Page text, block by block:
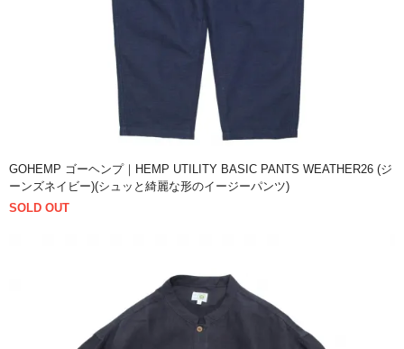
GOHEMP ゴーヘンプ｜HEMP UTILITY BASIC PANTS WEATHER26 (ジ
ーンズネイビー)(シュッと綺麗な形のイージーパンツ)
SOLD OUT